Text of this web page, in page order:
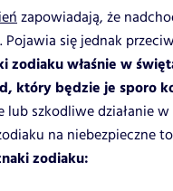
zapowiadają, że
się jednak
zodiaku właśnie w
który będzie je sporo
lub szkodliwe działanie
na niebezpieczne
zodiaku: